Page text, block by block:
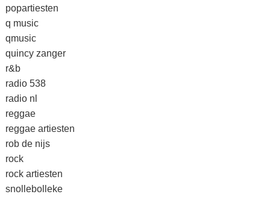
popartiesten
q music
qmusic
quincy zanger
r&b
radio 538
radio nl
reggae
reggae artiesten
rob de nijs
rock
rock artiesten
snollebolleke